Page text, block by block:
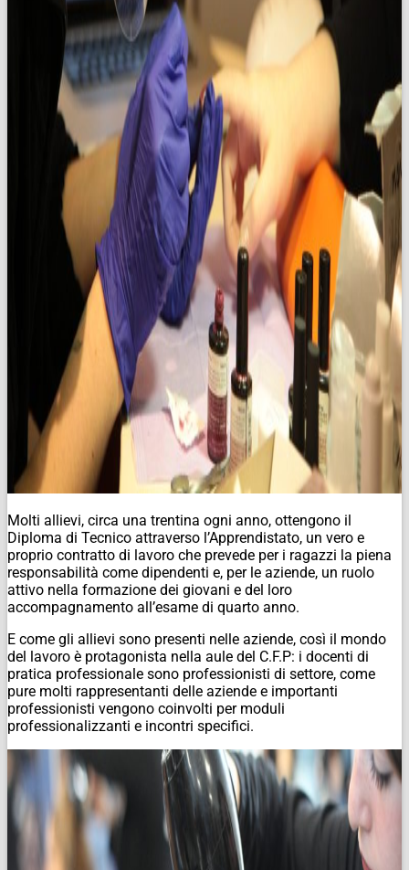
Molti allievi, circa una trentina ogni anno, ottengono il
Diploma di Tecnico attraverso l’Apprendistato, un vero e
proprio contratto di lavoro che prevede per i ragazzi la piena
responsabilità come dipendenti e, per le aziende, un ruolo
attivo nella formazione dei giovani e del loro
accompagnamento all’esame di quarto anno.
E come gli allievi sono presenti nelle aziende, così il mondo
del lavoro è protagonista nella aule del C.F.P: i docenti di
pratica professionale sono professionisti di settore, come
pure molti rappresentanti delle aziende e importanti
professionisti vengono coinvolti per moduli
professionalizzanti e incontri specifici.